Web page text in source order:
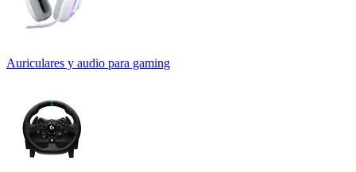
Auriculares y audio para gaming